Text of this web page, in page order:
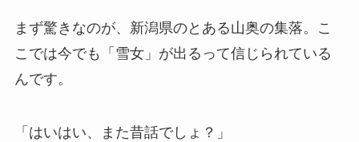
まず驚きなのが、新潟県のとある山奥の集落。こ
こでは今でも「雪女」が出るって信じられている
んです。
「はいはい、また昔話でしょ？」